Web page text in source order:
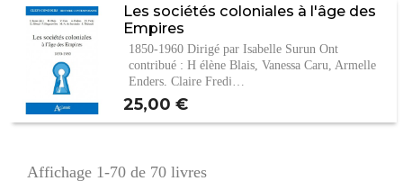
Les sociétés coloniales à l'âge des
Empires
1850-1960 Dirigé par Isabelle Surun Ont
contribué : H élène Blais, Vanessa Caru, Armelle
Enders, Claire Fredj…
Prix
25,00 €
Affichage 1-70 de 70 livres